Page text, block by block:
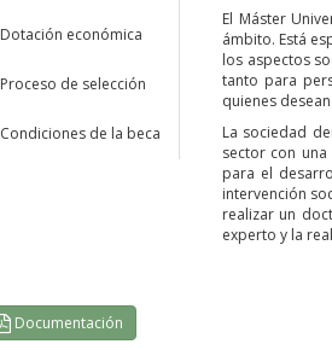
Dotación económica
Proceso de selección
Condiciones de la beca
El Máster
ámbito. Está
los aspectos
tanto para
quienes
La sociedad
sector con
para el
intervención
realizar un
experto y la
Documentación